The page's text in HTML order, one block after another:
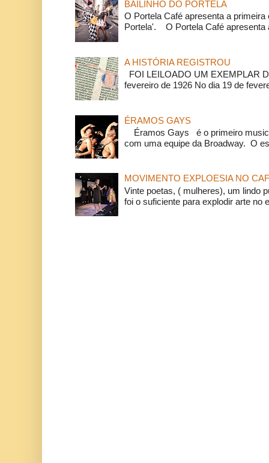
BAILINHO DO PORTELA
O Portela Café apresenta a
Portela'. O Portela Café apresenta
A HISTÓRIA REGISTROU
FOI LEILOADO UM EXEMPLAR
fevereiro de 1926 No dia 19 de
ÉRAMOS GAYS
Éramos Gays é o primeiro
com uma equipe da Broadway. O
MOVIMENTO EXPLOESIA NO
Vinte poetas, ( mulheres), um lindo
foi o suficiente para explodir arte no